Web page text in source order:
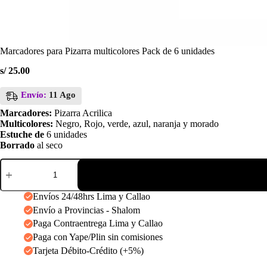
Marcadores para Pizarra multicolores Pack de 6 unidades
s/25.00
Envío: 11 Ago
Marcadores: Pizarra Acrilica
Multicolores: Negro, Rojo, verde, azul, naranja y morado
Estuche de 6 unidades
Borrado al seco
Marcadores
para
multicolores
unidades
cantidad
Envíos 24/48hrs Lima y Callao
Envío a Provincias - Shalom
Paga Contraentrega Lima y Callao
Paga con Yape/Plin sin comisiones
Tarjeta Débito-Crédito (+5%)